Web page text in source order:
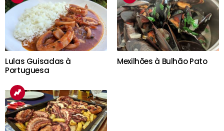
Lulas Guisadas à
Portuguesa
Mexilhões à Bulhão Pato